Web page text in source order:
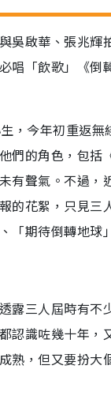
吳啟華、張兆
唱「飲歌」《
，今年初重返
們的角色，包
有聲氣。不過
的花絮，只見
「期待倒轉地球
露三人屆時有
認識咗幾十年
熟，但又要扮